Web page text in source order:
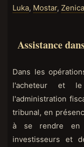
Luka, Mostar, Zenica
Assistance
Dans les
l'acheteur et
l'administration
tribunal, en
à se rendre en
investisseurs et